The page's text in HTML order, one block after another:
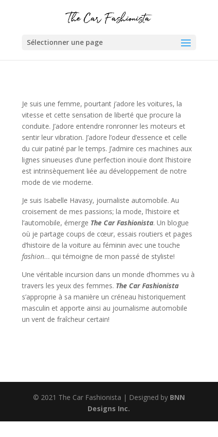
Sélectionner une page
Je suis une femme, pourtant j’adore les voitures, la
vitesse et cette sensation de liberté que procure la
conduite. J’adore entendre ronronner les moteurs et
sentir leur vibration. J’adore l’odeur d’essence et celle
du cuir patiné par le temps. J’admire ces machines aux
lignes sinueuses d’une perfection inouïe dont l’histoire
est intrinsèquement liée au développement de notre
mode de vie moderne.
Je suis Isabelle Havasy, journaliste automobile. Au
croisement de mes passions; la mode, l’histoire et
l’automobile, émerge The Car Fashionista. Un blogue
où je partage coups de cœur, essais routiers et pages
d’histoire de la voiture au féminin avec une touche
fashion… qui témoigne de mon passé de styliste!
Une véritable incursion dans un monde d’hommes vu à
travers les yeux des femmes. The Car Fashionista
s’approprie à sa manière un créneau historiquement
masculin et apporte ainsi au journalisme automobile
un vent de fraîcheur certain!
© 2021 The Car Fashionista | Designed by BNN
Designs Inc.